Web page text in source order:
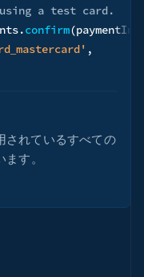
using a test card.
.confirm(
,
されているすべての
す。